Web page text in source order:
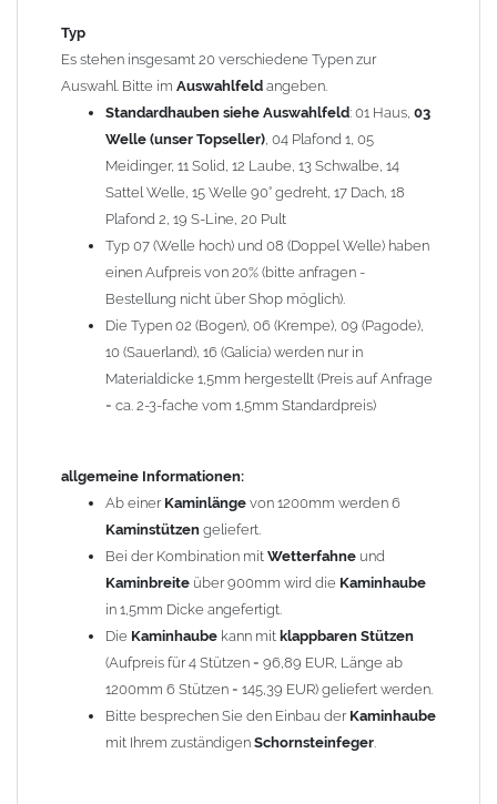
Ihrem zuständigen
Hinweis: FürKaminhaubenundKaminabdeckungenkönnen wir
Nachnahme anbieten!
Lieferzeit: ca. 1-2 Wochen nach Zahlungseingang
Sonderanfertigung: Die Kaminhaube wird kundenspezifisch
angefertigt - keine Rücknahme möglich!
Zum Bild vergößern, bitte auf das Bild klicken!
Typ
Es stehen insgesamt 20 verschiedene Typen zur
Auswahl. Bitte im Auswahlfeld angeben.
Standardhauben siehe Auswahlfeld: 01 Haus, 03
Welle (unser Topseller), 04 Plafond 1, 05
Meidinger, 11 Solid, 12 Laube, 13 Schwalbe, 14
Sattel Welle, 15 Welle 90° gedreht, 17 Dach, 18
Plafond 2, 19 S-Line, 20 Pult
Typ 07 (Welle hoch) und 08 (Doppel Welle) haben
einen Aufpreis von 20% (bitte anfragen -
Bestellung nicht über Shop möglich).
Die Typen 02 (Bogen), 06 (Krempe), 09 (Pagode),
10 (Sauerland), 16 (Galicia) werden nur in
Materialdicke 1,5mm hergestellt (Preis auf Anfrage
= ca. 2-3-fache vom 1,5mm Standardpreis)
allgemeine Informationen:
Ab einer Kaminlänge von 1200mm werden 6
Kaminstützen geliefert.
Bei der Kombination mit Wetterfahne und
Kaminbreite über 900mm wird die Kaminhaube
in 1,5mm Dicke angefertigt.
Die Kaminhaube kann mit klappbaren Stützen
(Aufpreis für 4 Stützen = 96,89 EUR, Länge ab
1200mm 6 Stützen = 145,39 EUR) geliefert werden.
Bitte besprechen Sie den Einbau der Kaminhaube
mit Ihrem zuständigen Schornsteinfeger.